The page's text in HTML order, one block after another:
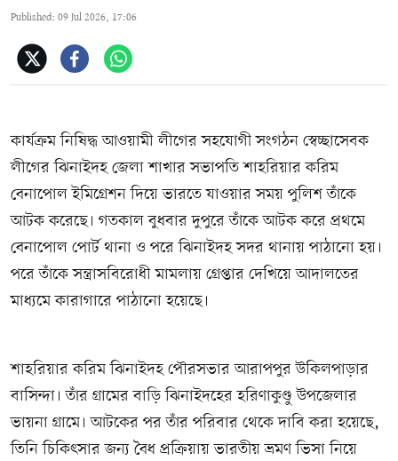
Published: 09 Jul 2026, 17:06
কার্যক্রম নিষিদ্ধ আওয়ামী লীগের সহযোগী সংগঠন স্বেচ্ছাসেবক
লীগের ঝিনাইদহ জেলা শাখার সভাপতি শাহরিয়ার করিম
বেনাপোল ইমিগ্রেশন দিয়ে ভারতে যাওয়ার সময় পুলিশ তাঁকে
আটক করেছে। গতকাল বুধবার দুপুরে তাঁকে আটক করে প্রথমে
বেনাপোল পোর্ট থানা ও পরে ঝিনাইদহ সদর থানায় পাঠানো হয়।
পরে তাঁকে সন্ত্রাসবিরোধী মামলায় গ্রেপ্তার দেখিয়ে আদালতের
মাধ্যমে কারাগারে পাঠানো হয়েছে।
শাহরিয়ার করিম ঝিনাইদহ পৌরসভার আরাপপুর উকিলপাড়ার
বাসিন্দা। তাঁর গ্রামের বাড়ি ঝিনাইদহের হরিণাকুণ্ডু উপজেলার
ভায়না গ্রামে। আটকের পর তাঁর পরিবার থেকে দাবি করা হয়েছে,
তিনি চিকিৎসার জন্য বৈধ প্রক্রিয়ায় ভারতীয় ভ্রমণ ভিসা নিয়ে